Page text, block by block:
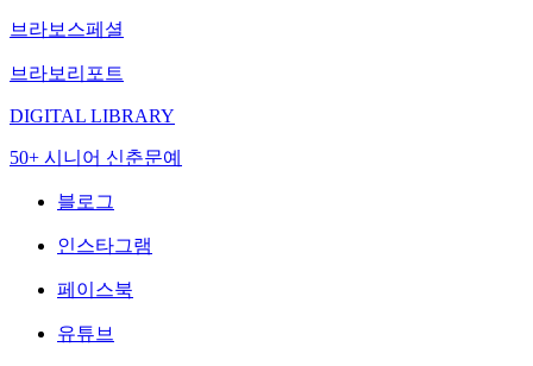
브라보스페셜
브라보리포트
DIGITAL LIBRARY
50+ 시니어 신춘문예
블로그
인스타그램
페이스북
유튜브